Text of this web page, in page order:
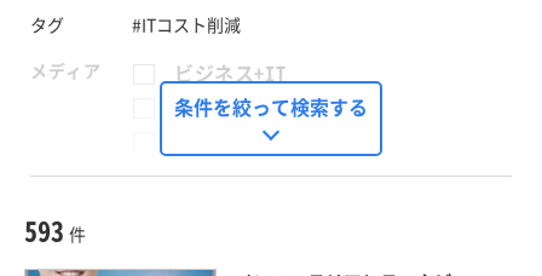
タグ
#ITコスト削減
メディア
ビジネス+IT
FinTech Journal
Seizo Trend
条件を絞って検索する
593 件